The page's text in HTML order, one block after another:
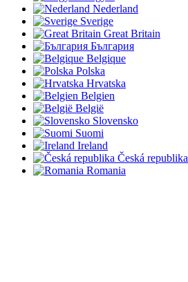
Nederland
Sverige
Great Britain
България
Belgique
Polska
Hrvatska
Belgien
België
Slovensko
Suomi
Ireland
Česká republika
Romania